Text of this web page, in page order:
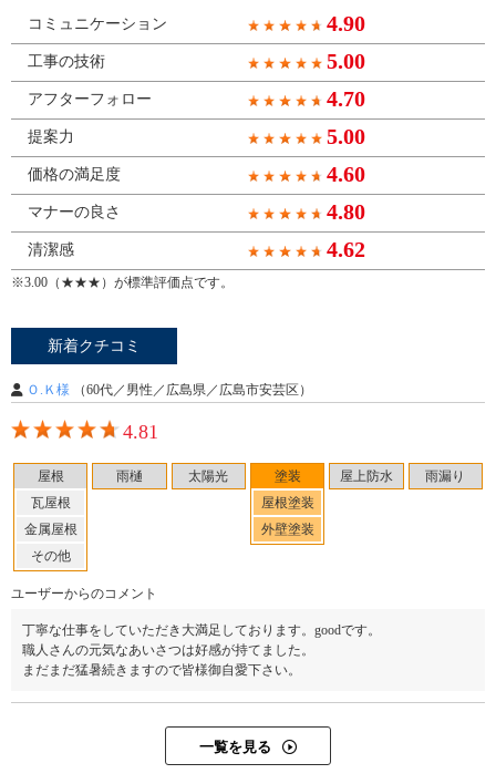
コミュニケーション 4.90
工事の技術 5.00
アフターフォロー 4.70
提案力 5.00
価格の満足度 4.60
マナーの良さ 4.80
清潔感 4.62
※3.00（★★★）が標準評価点です。
新着クチコミ
Ｏ.Ｋ様 （60代／男性／広島県／広島市安芸区）
4.81
屋根
瓦屋根
金属屋根
その他
雨樋 太陽光
塗装
屋根塗装
外壁塗装
屋上防水 雨漏り
ユーザーからのコメント
丁寧な仕事をしていただき大満足しております。goodです。
職人さんの元気なあいさつは好感が持てました。
まだまだ猛暑続きますので皆様御自愛下さい。
一覧を見る